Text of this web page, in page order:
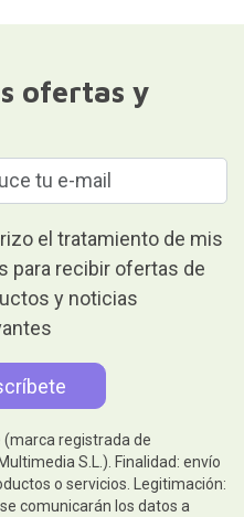
ofertas y
el tratamiento de mis
para recibir ofertas de
y noticias
(marca registrada de
S.L.). Finalidad: envío
o servicios. Legitimación:
comunicarán los datos a